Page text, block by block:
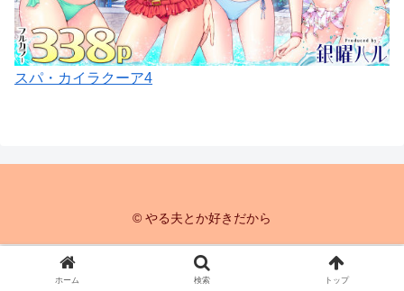
スパ・カイラクーア4
© やる夫とか好きだから
ホーム 検索 トップ